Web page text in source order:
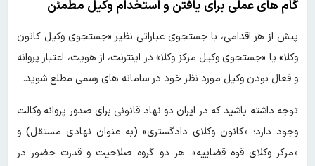
گام های عملی برای یافتن و استخدام وکیل مطمئن
پیش از هر اقدامی، با جستجوی عباراتی نظیر «جستجوی وکیل کانون
وکلا» یا «جستجوی وکیل مرکز وکلا» در اینترنت، از هویت، اعتبار پروانه
و فعال بودن وکیل مورد نظر خود در سامانه های رسمی مطلع شوید.
توجه داشته باشید که در ایران دو نهاد قانونی برای صدور پروانه وکالت
وجود دارد؛ «کانون وکلای دادگستری» (به عنوان نهادی مستقل) و
«مرکز وکلای قوه قضاییه». هر دو گروه صلاحیت و قدرت حضور در